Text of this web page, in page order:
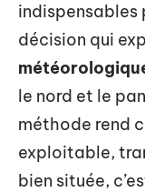
indispensables
décision qui
le nord et le
méthode rend
exploitable,
bien située,